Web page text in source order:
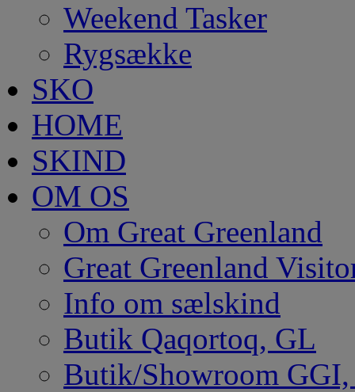
Weekend Tasker
Rygsække
SKO
HOME
SKIND
OM OS
Om Great Greenland
Great Greenland
Info om sælskind
Butik Qaqortoq, GL
Butik/Showroom